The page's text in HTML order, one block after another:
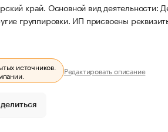
край. Основной вид деятельности:
группировки. ИП присвоены
источников.
Редактировать описание